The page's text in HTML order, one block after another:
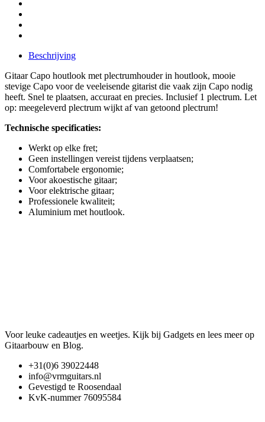
Beschrijving
Gitaar Capo houtlook met plectrumhouder in houtlook, mooie
stevige Capo voor de veeleisende gitarist die vaak zijn Capo nodig
heeft. Snel te plaatsen, accuraat en precies. Inclusief 1 plectrum. Let
op: meegeleverd plectrum wijkt af van getoond plectrum!
Technische specificaties:
Werkt op elke fret;
Geen instellingen vereist tijdens verplaatsen;
Comfortabele ergonomie;
Voor akoestische gitaar;
Voor elektrische gitaar;
Professionele kwaliteit;
Aluminium met houtlook.
Voor leuke cadeautjes en weetjes. Kijk bij Gadgets en lees meer op
Gitaarbouw en Blog.
+31(0)6 39022448
info@vrmguitars.nl
Gevestigd te Roosendaal
KvK-nummer 76095584